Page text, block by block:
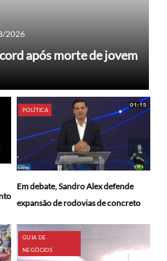
2026
após morte de jovem
POLÍTICA
Em debate, Sandro Alex defende
expansão de rodovias de concreto
GUIA DE
NEGÓCIOS